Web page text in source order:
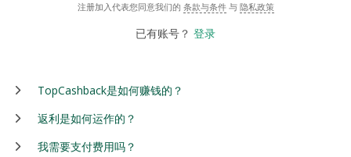
注册加入代表您同意我们的 条款与条件 与 隐私政策
已有账号？ 登录
TopCashback是如何赚钱的？
返利是如何运作的？
我需要支付费用吗？